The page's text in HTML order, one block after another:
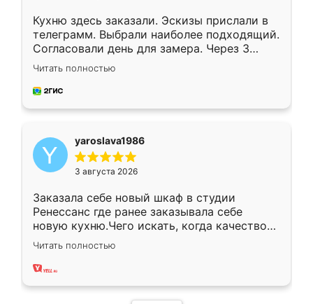
Кухню здесь заказали. Эскизы прислали в
телеграмм. Выбрали наиболее подходящий.
Согласовали день для замера. Через 3
недели кухня была уже готова. Остались
довольны работой. Спасибо Ренессанс
мебель за качественную работу!
Читать полностью
yaroslava1986
3 августа 2026
Заказала себе новый шкаф в студии
Ренессанс где ранее заказывала себе
новую кухню.Чего искать, когда качеством
вполне довольна. Служит кухня уже почти
два года, нареканий нет.
Читать полностью